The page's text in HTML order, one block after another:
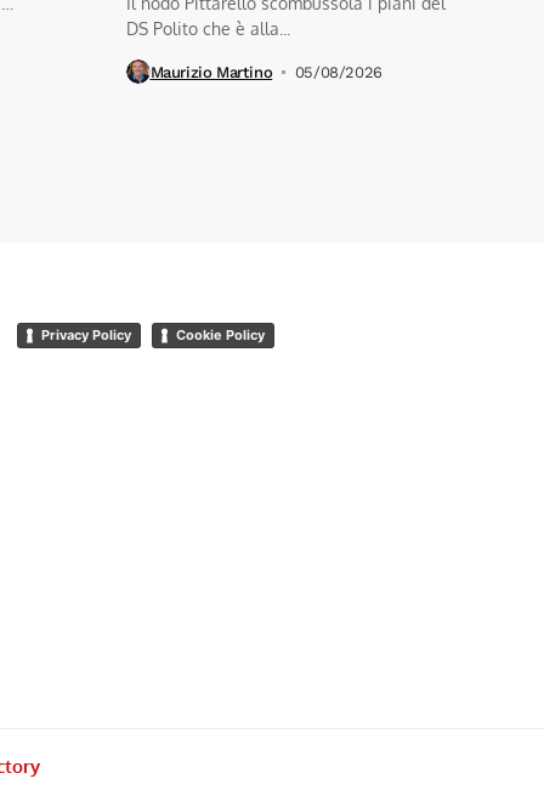
DS Polito che è alla...
Maurizio Martino 05/08/2026
Privacy Policy Cookie Policy